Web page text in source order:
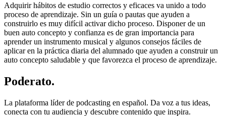
Adquirir hábitos de estudio correctos y eficaces va unido a todo
proceso de aprendizaje. Sin un guía o pautas que ayuden a
construirlo es muy difícil activar dicho proceso. Disponer de un
buen auto concepto y confianza es de gran importancia para
aprender un instrumento musical y algunos consejos fáciles de
aplicar en la práctica diaria del alumnado que ayuden a construir un
auto concepto saludable y que favorezca el proceso de aprendizaje.
Poderato.
La plataforma líder de podcasting en español. Da voz a tus ideas,
conecta con tu audiencia y descubre contenido que inspira.